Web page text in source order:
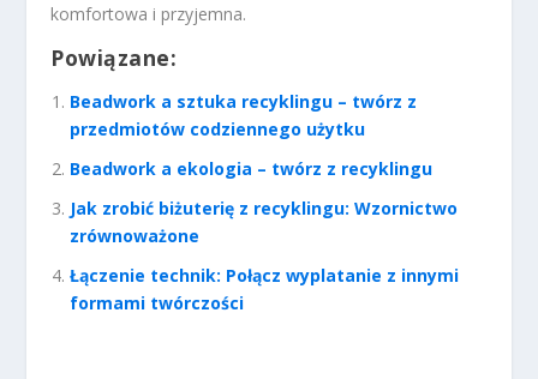
komfortowa i przyjemna.
Powiązane:
Beadwork a sztuka recyklingu – twórz z
przedmiotów codziennego użytku
Beadwork a ekologia – twórz z recyklingu
Jak zrobić biżuterię z recyklingu: Wzornictwo
zrównoważone
Łączenie technik: Połącz wyplatanie z innymi
formami twórczości